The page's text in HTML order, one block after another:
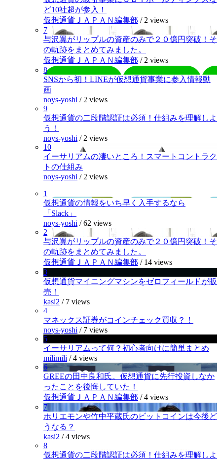
ど10社超が参入！
仮想通貨ＪＡＰＡＮ編集部 / 2 views
7
与沢翼がリップルの資産のみで２０億円突破！そ
の軌跡をまとめてみました。
仮想通貨ＪＡＰＡＮ編集部 / 2 views
8
SNSから初！LINEが仮想通貨事業に参入情報動
画
noys-yoshi / 2 views
9
仮想通貨の二段階認証は必須！仕組みを理解しよ
う！
noys-yoshi / 2 views
10
イーサリアムの凄いところ！スマートコントラク
トの仕組み
noys-yoshi / 2 views
1
仮想通貨の情報をいち早く入手するなら
「Slack」
noys-yoshi /62 views
2
与沢翼がリップルの資産のみで２０億円突破！そ
の軌跡をまとめてみました。
仮想通貨ＪＡＰＡＮ編集部 / 14 views
3
仮想通貨マイニングマシンをゼロフィールドが販
売！
kasi2 / 7 views
4
マネックス証券がコインチェック買収？！
noys-yoshi / 7 views
5
イーサリアムって何？初心者向けに簡単まとめ
milimili /4 views
6
GREEの田中良和氏。仮想通貨に先行投資しなか
ったことを後悔していた！
仮想通貨ＪＡＰＡＮ編集部 /4 views
7
ホリエモンや竹中平蔵氏のビットコインは今後ど
うなる？
kasi2 /4 views
8
仮想通貨の二段階認証は必須！仕組みを理解しよ